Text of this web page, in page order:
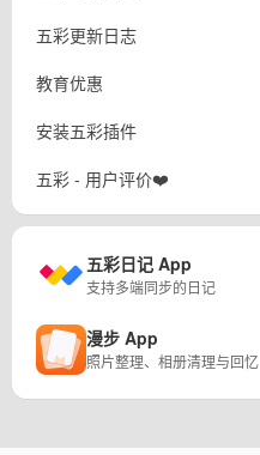
五彩更新日志
教育优惠
安装五彩插件
五彩 - 用户评价❤️
五彩日记 App
支持多端同步的日记
漫步 App
照片整理、相册清理与回忆